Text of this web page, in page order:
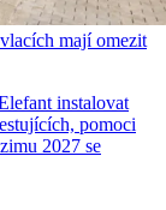
mají omezit
instalovat
pomoci
2027 se